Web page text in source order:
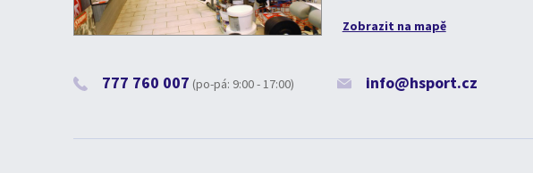
Zobrazit na mapě
777 760 007 (po-pá: 9:00 - 17:00) info@hsport.cz